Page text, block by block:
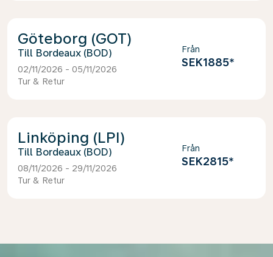
Göteborg (GOT)
Bordeaux (BOD)
02/11/2026 - 05/11/2026
Tur & Retur
Från
SEK1885*
Linköping (LPI)
Bordeaux (BOD)
08/11/2026 - 29/11/2026
Tur & Retur
Från
SEK2815*